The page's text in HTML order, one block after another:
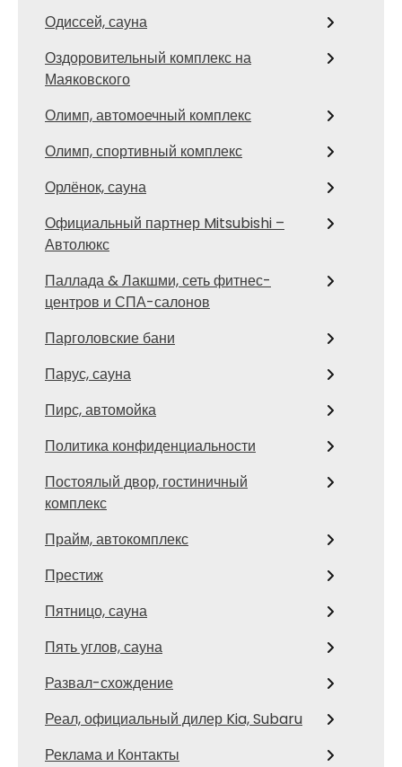
Одиссей, сауна
Оздоровительный комплекс на
Маяковского
Олимп, автомоечный комплекс
Олимп, спортивный комплекс
Орлёнок, сауна
Официальный партнер Mitsubishi –
Автолюкс
Паллада & Лакшми, сеть фитнес-
центров и СПА-салонов
Парголовские бани
Парус, сауна
Пирс, автомойка
Политика конфиденциальности
Постоялый двор, гостиничный
комплекс
Прайм, автокомплекс
Престиж
Пятницо, сауна
Пять углов, сауна
Развал-схождение
Реал, официальный дилер Kia, Subaru
Реклама и Контакты